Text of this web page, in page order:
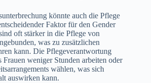
könnte auch die Pflege
Faktor für den Gender
oft stärker in die Pflege von
was zu zusätzlichen
kann. Die Pflegeverantwortung
Frauen weniger Stunden arbeiten oder
wählen, was sich
auswirken kann.